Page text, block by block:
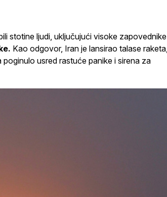
stotine ljudi, uključujući visoke zapovednike
Kao odgovor, Iran je lansirao talase raketa,
poginulo usred rastuće panike i sirena za